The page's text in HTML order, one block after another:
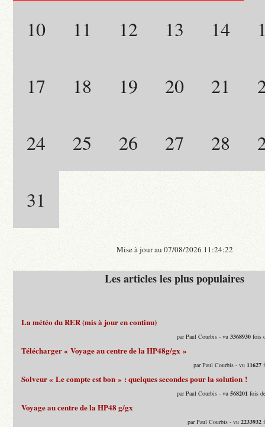
10 11 12 13 14
17 18 19 20 21
24 25 26 27 28
31
Mise à jour au 07/08/2026 11:24:22
Les articles les plus populaires
La météo du RER (mis à jour en continu)
par Paul Courbis - vu3368930 fois
Télécharger « Voyage au centre de la HP48g/gx »
par Paul Courbis - vu 11627
Solveur « Le compte est bon » : quelques secondes pour la solution !
par Paul Courbis - vu568201 fois
Voyage au centre de la HP48 g/gx
par Paul Courbis - vu2233932